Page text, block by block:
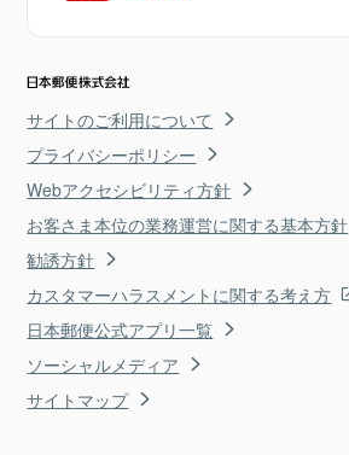
サイトのご利用について
プライバシーポリシー
Webアクセシビリティ方針
お客さま本位の業務運営に関する基本方針
勧誘方針
カスタマーハラスメントに関する考え方
日本郵便公式アプリ一覧
ソーシャルメディア
サイトマップ